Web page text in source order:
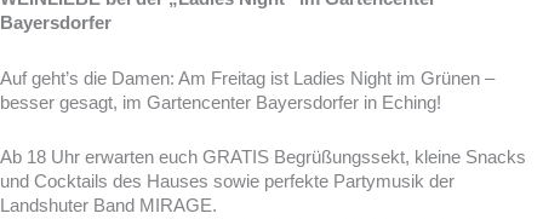
Bayersdorfer
Auf geht’s die Damen: Am Freitag ist Ladies Night im Grünen –
besser gesagt, im Gartencenter Bayersdorfer in Eching!
Ab 18 Uhr erwarten euch GRATIS Begrüßungssekt, kleine Snacks
und Cocktails des Hauses sowie perfekte Partymusik der
Landshuter Band MIRAGE.